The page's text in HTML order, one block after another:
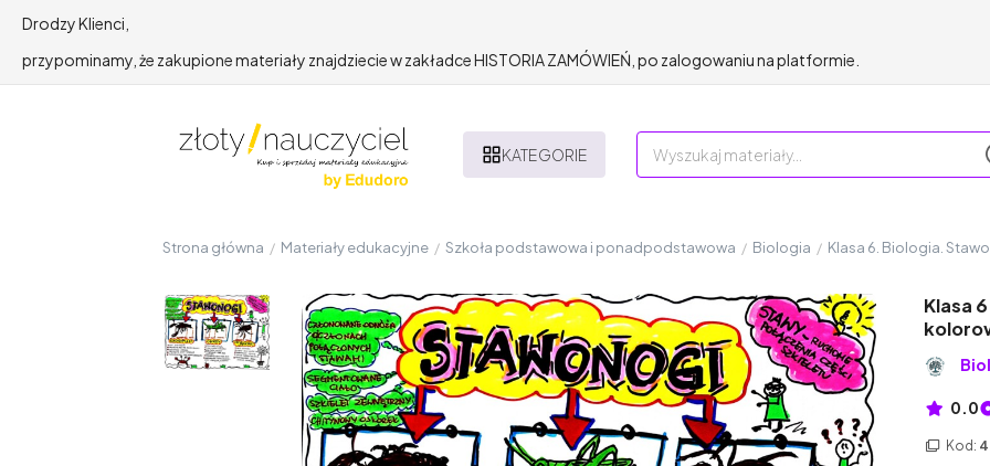
Drodzy Klienci,
przypominamy, że zakupione materiały znajdziecie w zakładce HISTORIA ZAMÓWIEŃ, po zalogowaniu na platformie.
KATEGORIE
Strona główna / Materiały edukacyjne / Szkoła podstawowa i ponadpodstawowa / Biologia / Klasa 6. Biologia.
Klasa
0.0
Kod: